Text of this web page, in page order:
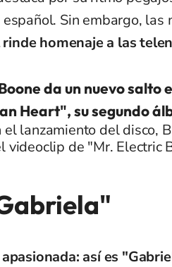
Sin embargo, las
homenaje a las
da un nuevo salto
Heart", su segundo
el lanzamiento del disco,
videoclip de "Mr. Electric
así es